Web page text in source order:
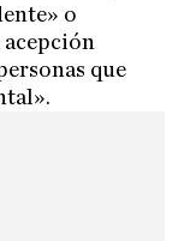
o
acepción
que